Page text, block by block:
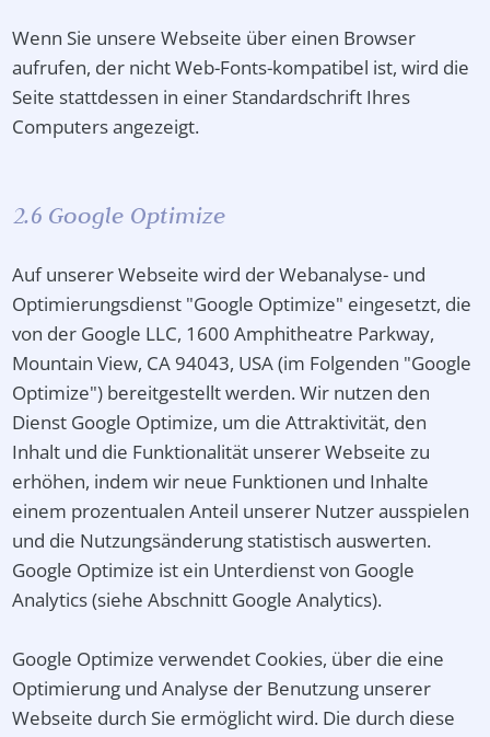
Wenn Sie unsere Webseite über einen Browser
aufrufen, der nicht Web-Fonts-kompatibel ist, wird die
Seite stattdessen in einer Standardschrift Ihres
Computers angezeigt.
2.6 Google Optimize
Auf unserer Webseite wird der Webanalyse- und
Optimierungsdienst "Google Optimize" eingesetzt, die
von der Google LLC, 1600 Amphitheatre Parkway,
Mountain View, CA 94043, USA (im Folgenden "Google
Optimize") bereitgestellt werden. Wir nutzen den
Dienst Google Optimize, um die Attraktivität, den
Inhalt und die Funktionalität unserer Webseite zu
erhöhen, indem wir neue Funktionen und Inhalte
einem prozentualen Anteil unserer Nutzer ausspielen
und die Nutzungsänderung statistisch auswerten.
Google Optimize ist ein Unterdienst von Google
Analytics (siehe Abschnitt Google Analytics).
Google Optimize verwendet Cookies, über die eine
Optimierung und Analyse der Benutzung unserer
Webseite durch Sie ermöglicht wird. Die durch diese